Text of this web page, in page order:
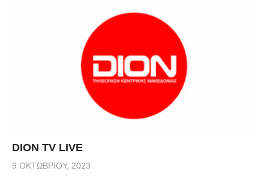
DION TV LIVE
9 ΟΚΤΩΒΡΊΟΥ, 2023